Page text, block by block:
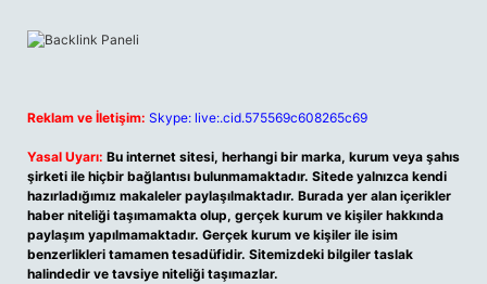
Reklam ve İletişim: Skype: live:.cid.575569c608265c69
Yasal Uyarı: Bu internet sitesi, herhangi bir marka, kurum veya şahıs
şirketi ile hiçbir bağlantısı bulunmamaktadır. Sitede yalnızca kendi
hazırladığımız makaleler paylaşılmaktadır. Burada yer alan içerikler
haber niteliği taşımamakta olup, gerçek kurum ve kişiler hakkında
paylaşım yapılmamaktadır. Gerçek kurum ve kişiler ile isim
benzerlikleri tamamen tesadüfidir. Sitemizdeki bilgiler taslak
halindedir ve tavsiye niteliği taşımazlar.